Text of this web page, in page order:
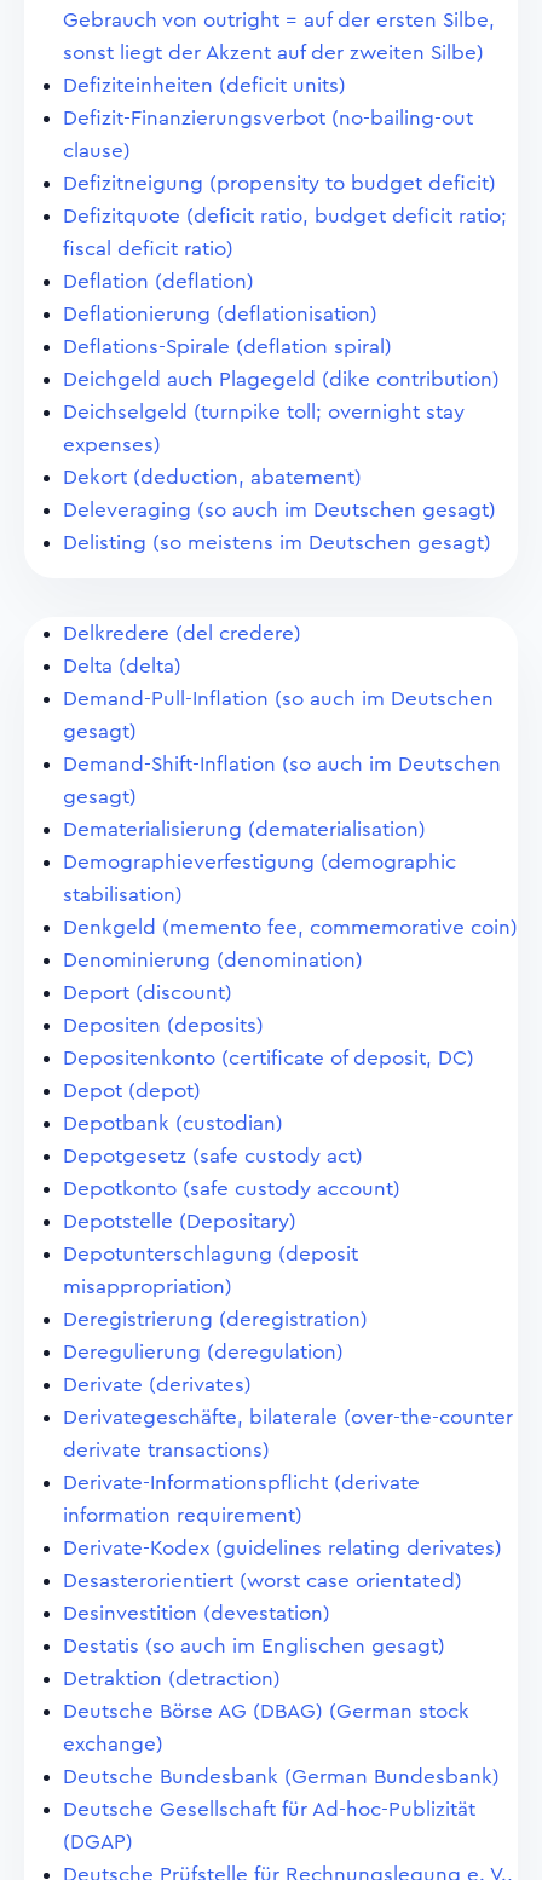
Gebrauch von outright = auf der ersten Silbe,
sonst liegt der Akzent auf der zweiten Silbe)
Defiziteinheiten (deficit units)
Defizit-Finanzierungsverbot (no-bailing-out
clause)
Defizitneigung (propensity to budget deficit)
Defizitquote (deficit ratio, budget deficit ratio;
fiscal deficit ratio)
Deflation (deflation)
Deflationierung (deflationisation)
Deflations-Spirale (deflation spiral)
Deichgeld auch Plagegeld (dike contribution)
Deichselgeld (turnpike toll; overnight stay
expenses)
Dekort (deduction, abatement)
Deleveraging (so auch im Deutschen gesagt)
Delisting (so meistens im Deutschen gesagt)
Delkredere (del credere)
Delta (delta)
Demand-Pull-Inflation (so auch im Deutschen
gesagt)
Demand-Shift-Inflation (so auch im Deutschen
gesagt)
Dematerialisierung (dematerialisation)
Demographieverfestigung (demographic
stabilisation)
Denkgeld (memento fee, commemorative coin)
Denominierung (denomination)
Deport (discount)
Depositen (deposits)
Depositenkonto (certificate of deposit, DC)
Depot (depot)
Depotbank (custodian)
Depotgesetz (safe custody act)
Depotkonto (safe custody account)
Depotstelle (Depositary)
Depotunterschlagung (deposit
misappropriation)
Deregistrierung (deregistration)
Deregulierung (deregulation)
Derivate (derivates)
Derivategeschäfte, bilaterale (over-the-counter
derivate transactions)
Derivate-Informationspflicht (derivate
information requirement)
Derivate-Kodex (guidelines relating derivates)
Desasterorientiert (worst case orientated)
Desinvestition (devestation)
Destatis (so auch im Englischen gesagt)
Detraktion (detraction)
Deutsche Börse AG (DBAG) (German stock
exchange)
Deutsche Bundesbank (German Bundesbank)
Deutsche Gesellschaft für Ad-hoc-Publizität
(DGAP)
Deutsche Prüfstelle für Rechnungslegung e. V.,